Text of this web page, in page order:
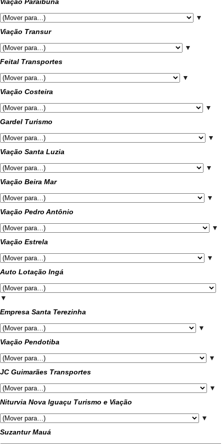
Viação Paraibuna
▼
Viação Transur
▼
Feital Transportes
▼
Viação Costeira
▼
Gardel Turismo
▼
Viação Santa Luzia
▼
Viação Beira Mar
▼
Viação Pedro Antônio
▼
Viação Estrela
▼
Auto Lotação Ingá
▼
Empresa Santa Terezinha
▼
Viação Pendotiba
▼
JC Guimarães Transportes
▼
Niturvia Nova Iguaçu Turismo e Viação
▼
Suzantur Mauá